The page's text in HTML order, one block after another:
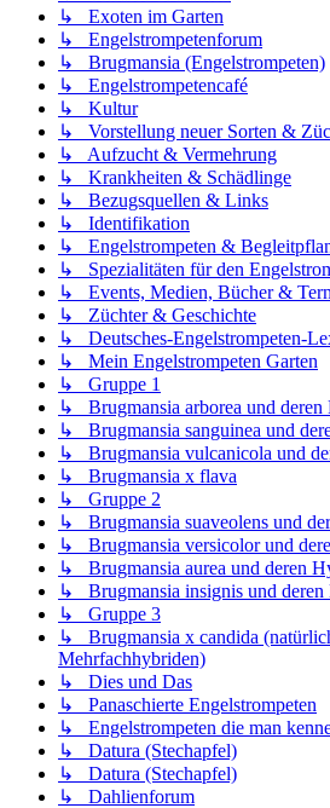
↳ Exoten im Garten
↳ Engelstrompetenforum
↳ Brugmansia (Engelstrompeten)
↳ Engelstrompetencafé
↳ Kultur
↳ Vorstellung neuer Sorten &
↳ Aufzucht & Vermehrung
↳ Krankheiten & Schädlinge
↳ Bezugsquellen & Links
↳ Identifikation
↳ Engelstrompeten &
↳ Spezialitäten für den
↳ Events, Medien, Bücher &
↳ Züchter & Geschichte
↳ Deutsches-Engelstrompeten-
↳ Mein Engelstrompeten Garten
↳ Gruppe 1
↳ Brugmansia arborea und deren
↳ Brugmansia sanguinea und
↳ Brugmansia vulcanicola und
↳ Brugmansia x flava
↳ Gruppe 2
↳ Brugmansia suaveolens und
↳ Brugmansia versicolor und
↳ Brugmansia aurea und deren
↳ Brugmansia insignis und deren
↳ Gruppe 3
↳ Brugmansia x candida
Mehrfachhybriden)
↳ Dies und Das
↳ Panaschierte Engelstrompeten
↳ Engelstrompeten die man
↳ Datura (Stechapfel)
↳ Datura (Stechapfel)
↳ Dahlienforum